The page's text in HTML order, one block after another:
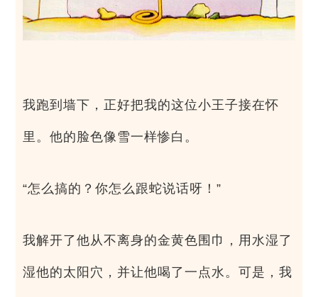
我跑到墙下，正好把我的这位小王子接在怀
里。他的脸色像雪一样惨白。
“怎么搞的？你怎么跟蛇说话呀！”
我解开了他从不离身的金黄色围巾，用水湿了
湿他的太阳穴，并让他喝了一点水。可是，我